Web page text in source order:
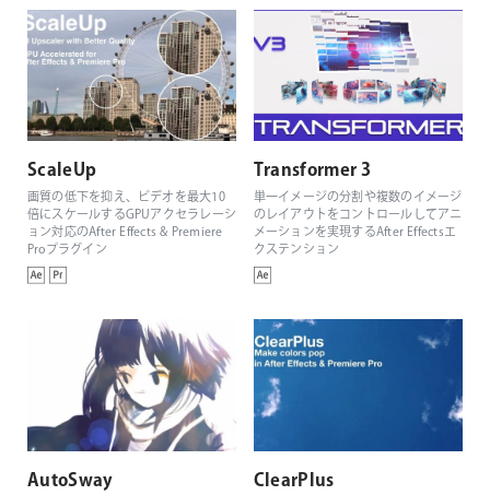
ScaleUp
画質の低下を抑え、ビデオを最大10
倍にスケールするGPUアクセラレーシ
ョン対応のAfter Effects & Premiere
Proプラグイン
Transformer 3
単一イメージの分割や複数のイメージ
のレイアウトをコントロールしてアニ
メーションを実現するAfter Effectsエ
クステンション
AutoSway ClearPlus